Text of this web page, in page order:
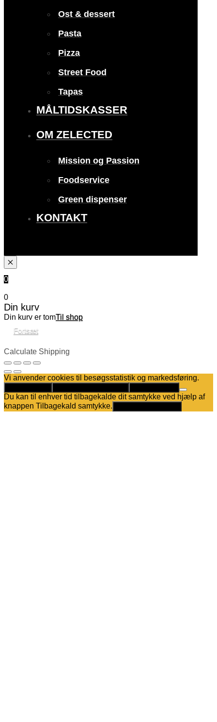
Ost & dessert
Pasta
Pizza
Street Food
Tapas
MÅLTIDSKASSER
OM ZELECTED
Mission og Passion
Foodservice
Green dispenser
KONTAKT
0
0
Din kurv
Din kurv er tomTil shop
Fortsæt
Calculate Shipping
Vi anvender cookies til besøgsstatistik og markedsføring.
Du kan til enhver tid tilbagekalde dit samtykke ved hjælp af
knappen Tilbagekald samtykke.